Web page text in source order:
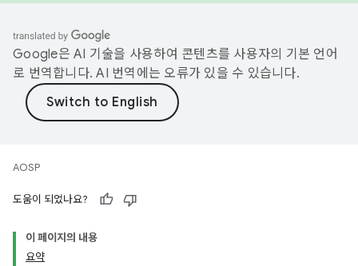
Google은 AI 기술을 사용하여 콘텐츠를 사용자의 기본 언어
로 번역합니다. AI 번역에는 오류가 있을 수 있습니다.
AOSP
도움이 되었나요?
이 페이지의 내용
요약